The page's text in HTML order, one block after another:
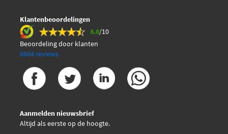
Klantenbeoordelingen
8.8/10
Beoordeling door klanten
6664 reviews
Aanmelden nieuwsbrief
Altijd als eerste op de hoogte.